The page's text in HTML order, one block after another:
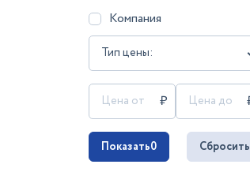
Компания
Тип цены:
Показать0 Сбросить